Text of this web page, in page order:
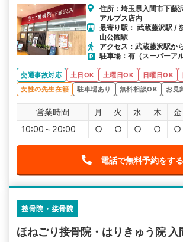
住所：埼玉県入間市下藤
アルプス店内
最寄り駅： 武蔵藤沢駅 /
山公園駅
アクセス：武蔵藤沢駅か
駐車場：有（スーパーア
交通事故対応 土日OK 土曜日OK 日曜日OK
女性の先生在籍
駐車場あり 無料相談OK お見
営業時間 月 火 水 木 金
10:00～20:00
○ ○ ○ ○ ○
電話で無料予約をする
整骨院・接骨院
ほねごり接骨院・はりきゅう院 入